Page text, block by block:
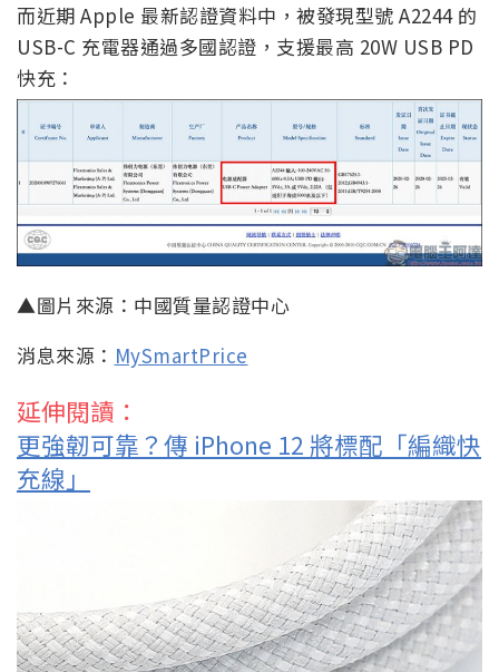
而近期 Apple 最新認證資料中，被發現型號 A2244 的
USB-C 充電器通過多國認證，支援最高 20W USB PD
快充：
▲圖片來源：中國質量認證中心
消息來源： MySmartPrice
延伸閱讀：
更強韌可靠？傳 iPhone 12 將標配「編織快
充線」